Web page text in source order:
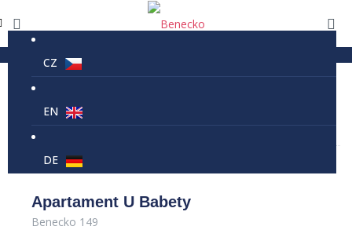
CZ
EN
DE
Zmywarka
Zmywarka
Apartament U Babety
Benecko 149